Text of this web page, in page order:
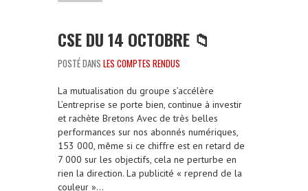
CSE DU 14 OCTOBRE 📁
POSTÉ DANS LES COMPTES RENDUS
La mutualisation du groupe s’accélère
L’entreprise se porte bien, continue à investir
et rachète Bretons Avec de très belles
performances sur nos abonnés numériques,
153 000, même si ce chiffre est en retard de
7 000 sur les objectifs, cela ne perturbe en
rien la direction. La publicité « reprend de la
couleur »…